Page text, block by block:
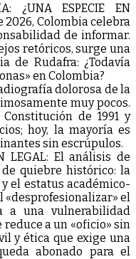
¿UNA ESPECIE EN
2026, Colombia celebra
de informar.
retóricos, surge una
de Rudafra: ¿Todavía
en Colombia?
dolorosa de la
muy pocos.
de 1991 y
hoy, la mayoría es
sin escrúpulos.
LEGAL: El análisis de
quiebre histórico: la
el estatus académico-
«desprofesionalizar» el
a una vulnerabilidad
reduce a un «oficio» sin
y ética que exige una
abonado para el